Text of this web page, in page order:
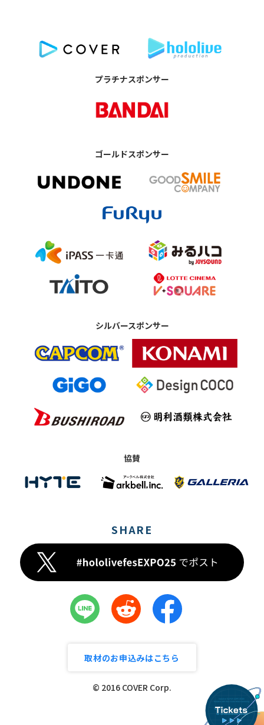
プラチナスポンサー
ゴールドスポンサー
シルバースポンサー
協賛
SHARE
取材のお申込みはこちら
© 2016 COVER Corp.